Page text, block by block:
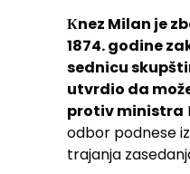
Кnez Milan je
1874. godine
sednicu
utvrdio da
protiv ministra
odbor podnese
trajanja